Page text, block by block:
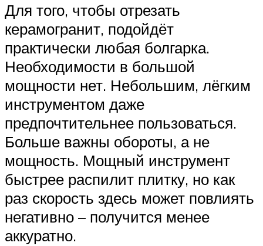
Для того, чтобы отрезать
керамогранит, подойдёт
практически любая болгарка.
Необходимости в большой
мощности нет. Небольшим, лёгким
инструментом даже
предпочтительнее пользоваться.
Больше важны обороты, а не
мощность. Мощный инструмент
быстрее распилит плитку, но как
раз скорость здесь может повлиять
негативно – получится менее
аккуратно.